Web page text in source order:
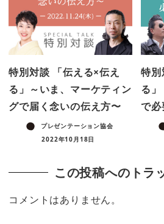
特別対談 「伝える×伝え
る」～いま、マーケティン
グで届く念いの伝え方〜
プレゼンテーション協会
2022年10月18日
特
る
で必
この投稿へのトラ
コメントはありません。